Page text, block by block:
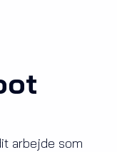
arbejde som